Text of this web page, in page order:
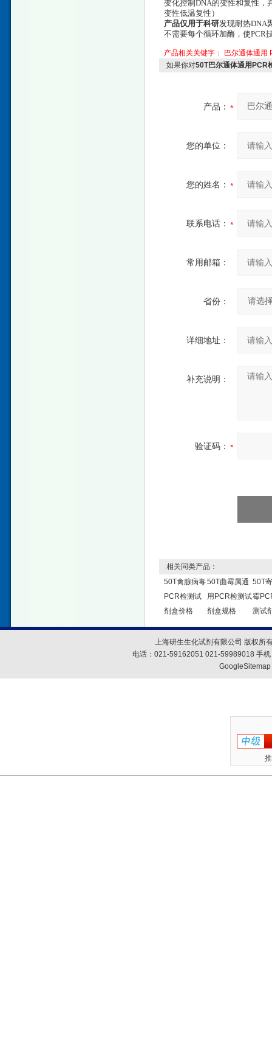
变化控制DNA的变性和复性，
变性低温复性）
产品仅用于科研发现耐热DNA
不需要每个循环加酶，使PCR
产品相关关键字： 巴尔通体通用
如果你对50T巴尔通体通用PCR
产品：
您的单位：
您的姓名：
联系电话：
常用邮箱：
省份：
详细地址：
补充说明：
验证码：
相关同类产品：
50T禽腺病毒
PCR检测试
剂盒价格
50T曲霉属通
用PCR检测试
剂盒规格
50T
霉
测试
上海研生生化试剂有限公司 版权所
电话：021-59162051 021-59989018 手
GoogleSitemap